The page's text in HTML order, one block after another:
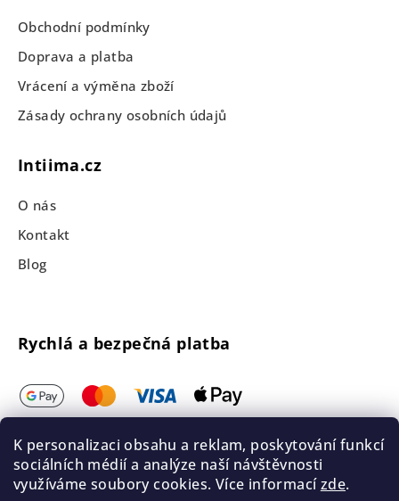
K personalizaci obsahu a reklam, poskytování funkcí
sociálních médií a analýze naší návštěvnosti
využíváme soubory cookies. Více informacízde.
Obchodní podmínky
Doprava a platba
Vrácení a výměna zboží
Zásady ochrany osobních údajů
Intiima.cz
O nás
Kontakt
Blog
Rychlá a bezpečná platba